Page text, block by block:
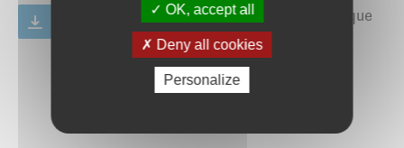
Plaquette des animations de la médiathèque
– avril à juin 2026
572.73 Ko
OK, accept all
Deny all cookies
Personalize